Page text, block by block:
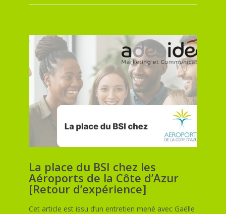
La place du BSI chez les
Aéroports de la Côte d’Azur
[Retour d’expérience]
Cet article est issu d’un entretien mené avec Gaëlle